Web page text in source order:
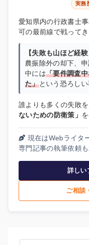
実務
愛知県内の行政書士
可の最前線で戦ってき
【失敗も山ほど経験
農振除外の却下、
中には「要件調査
た」という恐ろしい
誰よりも多くの失敗
ないための防衛策」
現在はWebライタ
専門記事の執筆依頼も
詳しい
ご相談